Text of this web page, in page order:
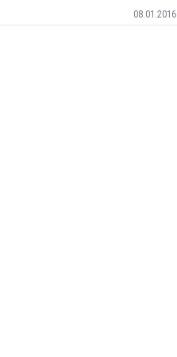
08.01.2016